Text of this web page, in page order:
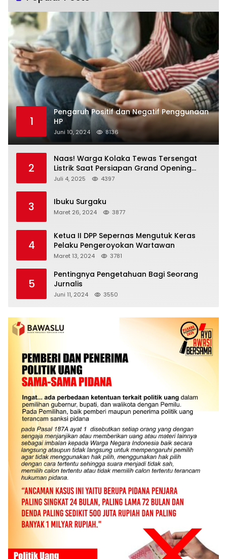
1
Pengaruh Positif dan Negatif Penggunaan
HP
Juni 10, 2024 8136
2
Naas! Warga Kolaka Tewas Tersengat
Listrik Saat Persiapan Grand Opening
Rumah Makan
Juli 4, 2025 4397
3 Ibuku Surgaku
Maret 26, 2024 3877
4
Ketua II DPP Sepernas Mengutuk Keras
Pelaku Pengeroyokan Wartawan
Maret 13, 2024 3781
5
Pentingnya Pengetahuan Bagi Seorang
Jurnalis
Juni 11, 2024 3550